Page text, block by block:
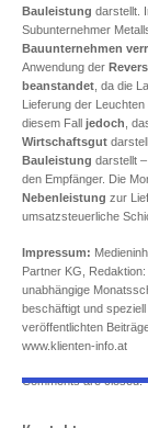
Bauleistung darstellt.
Subunternehmer
Bauunternehmen
Anwendung der
beanstandet , da die
Lieferung der
diesem Fall jedoch ,
Wirtschaftsgut
Bauleistung darstellt
den Empfänger. Die
Nebenleistung zur
umsatzsteuerliche
Impressum:
Partner KG,
unabhängige
beschäftigt und
veröffentlichten
www.klienten-info.at
Comments are closed.